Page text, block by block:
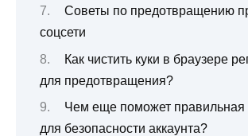
Советы по предотвращению
соцсети
Как чистить куки в браузере
для предотвращения?
Чем еще поможет правильная
для безопасности аккаунта?